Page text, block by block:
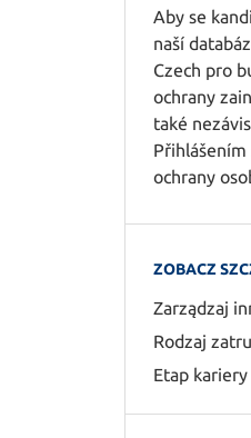
Aby se
naší
Czech pro
ochrany
také
ochrany
ZOBACZ
Zarządzaj
Rodzaj
Etap